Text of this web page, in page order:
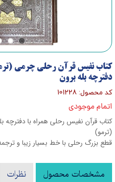
کتاب نفیس قرآن رحلی چرمی
دفترچه بله برون
کد محصول: 101228
اتمام موجودی
کتاب قرآن نفیس رحلی همراه با
(ترمو)
قطع بزرگ رحلی با خط بسیار زیبا و
مشخصات محصول نظرات